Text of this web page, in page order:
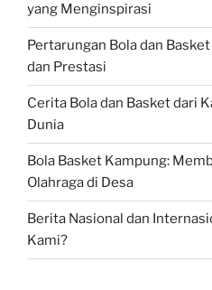
yang Menginspirasi
Pertarungan Bola dan
dan Prestasi
Cerita Bola dan Basket dari
Dunia
Bola Basket Kampung:
Olahraga di Desa
Berita Nasional dan
Kami?